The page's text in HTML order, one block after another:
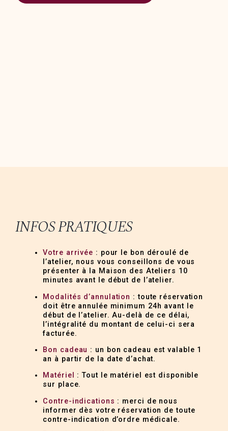
INFOS PRATIQUES
Votre arrivée : pour le bon déroulé de
l’atelier, nous vous conseillons de vous
présenter à la Maison des Ateliers 10
minutes avant le début de l’atelier.
Modalités d’annulation : toute réservation
doit être annulée minimum 24h avant le
début de l’atelier. Au-delà de ce délai,
l’intégralité du montant de celui-ci sera
facturée.
Bon cadeau : un bon cadeau est valable 1
an à partir de la date d’achat.
Matériel : Tout le matériel est disponible
sur place.
Contre-indications : merci de nous
informer dès votre réservation de toute
contre-indication d’ordre médicale.